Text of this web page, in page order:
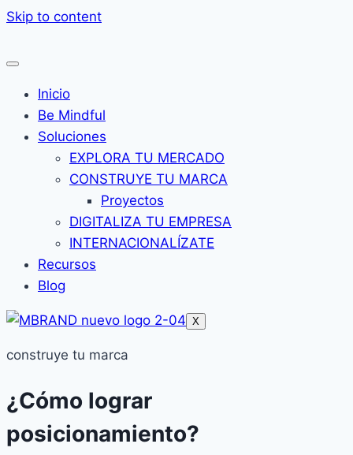
Skip to content
Inicio
Be Mindful
Soluciones
EXPLORA TU MERCADO
CONSTRUYE TU MARCA
Proyectos
DIGITALIZA TU EMPRESA
INTERNACIONALÍZATE
Recursos
Blog
X
construye tu marca
¿Cómo lograr
posicionamiento?